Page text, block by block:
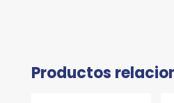
Productos